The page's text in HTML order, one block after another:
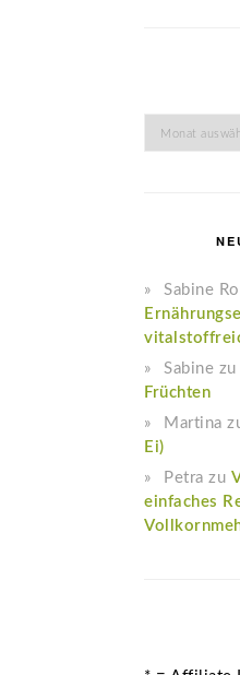
Sabine
Sabine zu
Früchten
Martina
Ei)
Petra zu
einfaches